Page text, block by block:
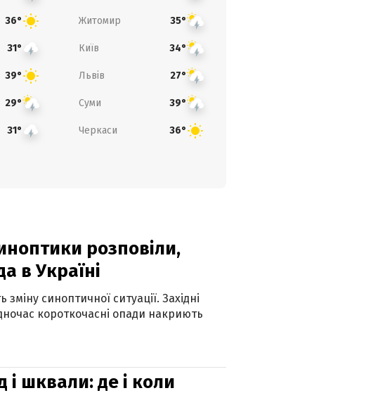
36° Житомир 35°
31° Київ 34°
39° Львів 27°
29° Суми 39°
31° Черкаси 36°
розповіли,
в Україні
синоптичної ситуації. Західні
короткочасні опади накриють
і шквали: де і коли